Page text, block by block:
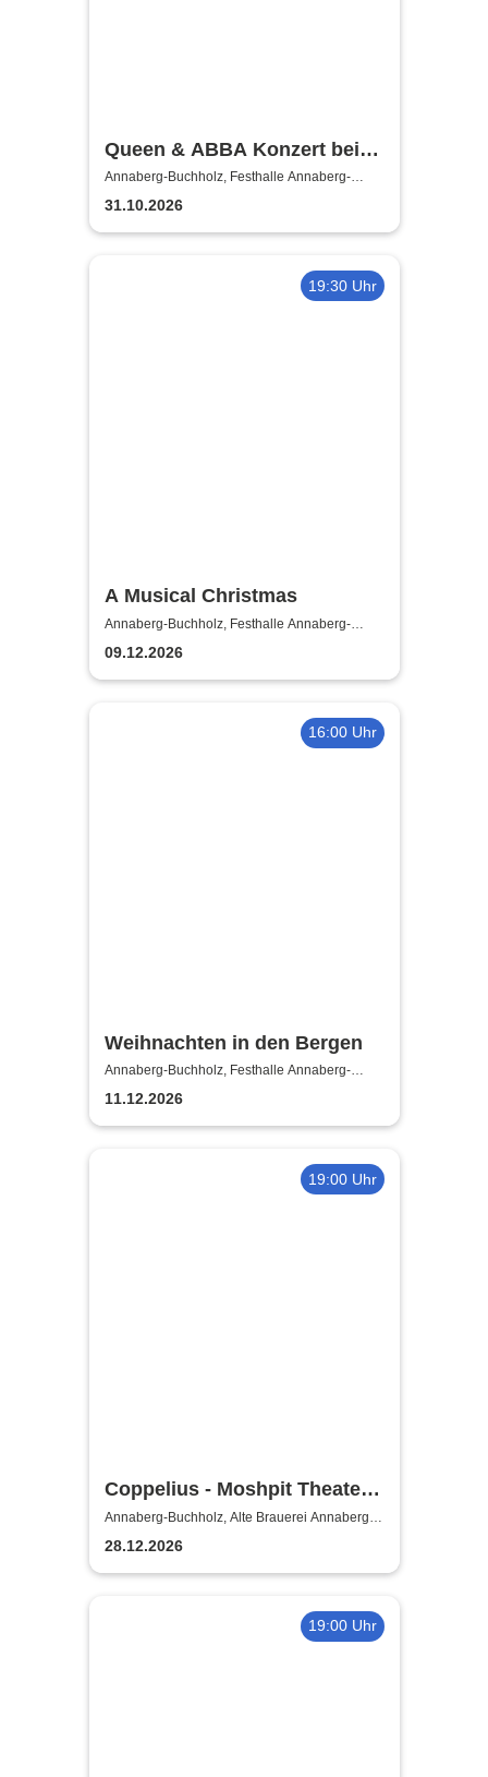
Queen & ABBA Konzert bei
Kerzenschein
Annaberg-Buchholz, Festhalle Annaberg-
Buchholz
31.10.2026
19:30 Uhr
A Musical Christmas
Annaberg-Buchholz, Festhalle Annaberg-
Buchholz
09.12.2026
16:00 Uhr
Weihnachten in den Bergen
Annaberg-Buchholz, Festhalle Annaberg-
Buchholz
11.12.2026
19:00 Uhr
Coppelius - Moshpit Theater
2026
Annaberg-Buchholz, Alte Brauerei Annaberg-
Buchholz
28.12.2026
19:00 Uhr